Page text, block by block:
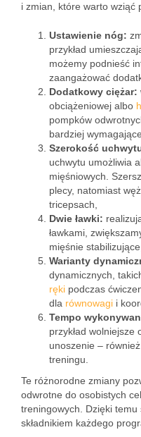
i zmian, które warto wziąć
Ustawienie nóg:
przykład
możemy podnieść
zaangażować
Dodatkowy ciężar:
obciążeniowej albo
pompków
bardziej
Szerokość
uchwytu umożliwia
mięśniowych.
plecy, natomiast
tricepsach,
Dwie ławki:
ławkami,
mięśnie stabilizujące,
Warianty
dynamicznych,
ręki podczas
dla równowagi i
Tempo
przykład wolniejsze
unoszenie –
treningu.
Te różnorodne zmiany
odwrotne do osobistych
treningowych. Dzięki
składnikiem każdego